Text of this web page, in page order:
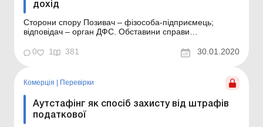
дохід
Сторони спору Позивач – фізособа-підприємець;
відповідач – орган ДФС. Обставини справи
17.02.05 р. У встановлений строк він не нарахував і не
сплатив ЄСВ у розмірі мінімального страхового внеску,
0 1 381 30.01.2020
Комерція | Перевірки
Аутстафінг як спосіб захисту від штрафів
податкової